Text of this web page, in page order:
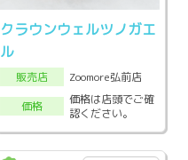
クラウンウェルツノガエ
ル
販売店
Zoomore弘前店
価格
価格は店頭でご確
認ください。